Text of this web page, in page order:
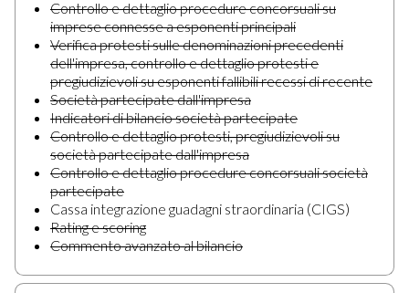
Controllo e dettaglio procedure concorsuali su
imprese connesse a esponenti principali
Verifica protesti sulle denominazioni precedenti
dell'impresa, controllo e dettaglio protesti e
pregiudizievoli su esponenti fallibili recessi di recente
Società partecipate dall'impresa
Indicatori di bilancio società partecipate
Controllo e dettaglio protesti, pregiudizievoli su
società partecipate dall'impresa
Controllo e dettaglio procedure concorsuali società
partecipate
Cassa integrazione guadagni straordinaria (CIGS)
Rating e scoring
Commento avanzato al bilancio